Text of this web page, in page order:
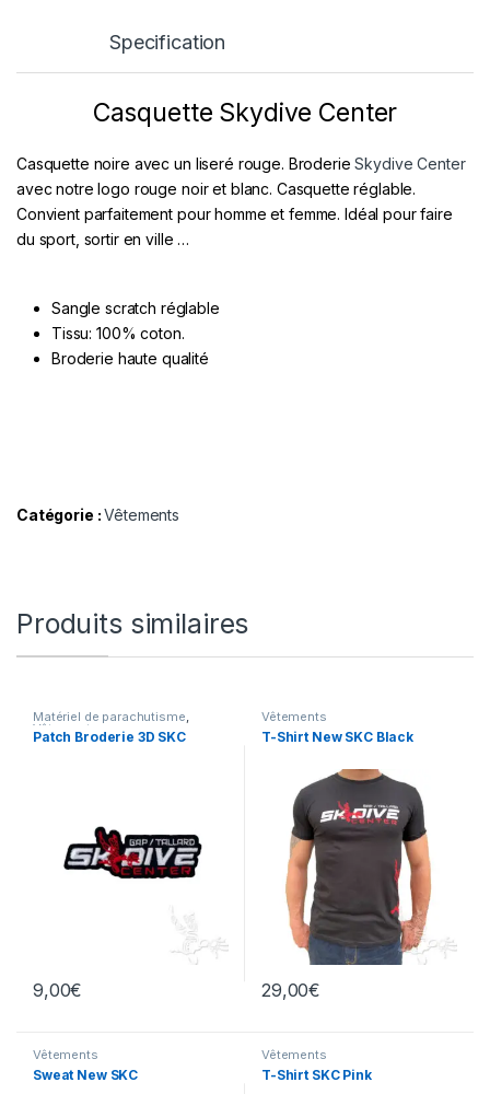
Specification
Casquette Skydive Center
Casquette noire avec un liseré rouge. BroderieSkydive Center
avec notre logo rouge noir et blanc. Casquette réglable.
Convient parfaitement pour homme et femme. Idéal pour faire
du sport, sortir en ville …
Sangle scratch réglable
Tissu: 100% coton.
Broderie haute qualité
Catégorie :Vêtements
Produits similaires
Matériel de parachutisme,
Vêtements
Patch Broderie 3D SKC
9,00€
Vêtements
T-Shirt New SKC Black
29,00€
Vêtements
Sweat New SKC
Vêtements
T-Shirt SKC Pink